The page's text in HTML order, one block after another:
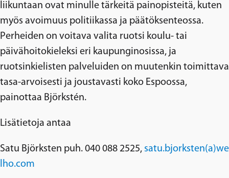
liikuntaan ovat minulle tärkeitä painopisteitä, kuten
myös avoimuus politiikassa ja päätöksenteossa.
Perheiden on voitava valita ruotsi koulu- tai
päivähoitokieleksi eri kaupunginosissa, ja
ruotsinkielisten palveluiden on muutenkin toimittava
tasa-arvoisesti ja joustavasti koko Espoossa,
painottaa Björkstén.
Lisätietoja antaa
Satu Björksten puh. 040 088 2525, satu.bjorksten(a)we
lho.com